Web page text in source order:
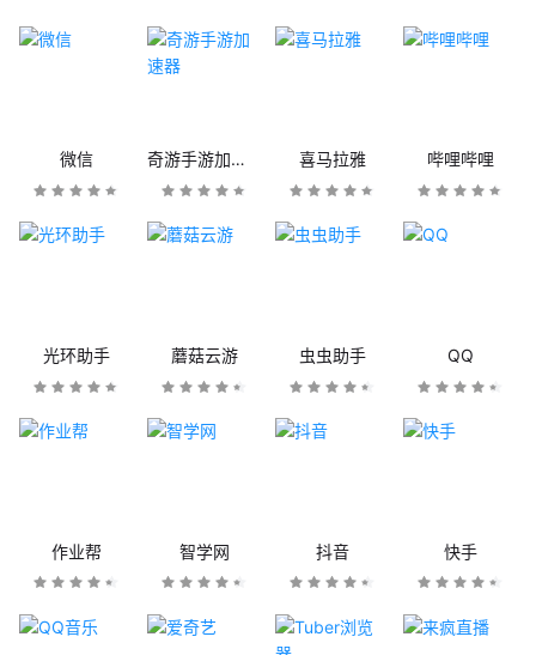
微信 奇游手游加速器 喜马拉雅 哔哩哔哩
光环助手 蘑菇云游 虫虫助手 QQ
作业帮 智学网 抖音 快手